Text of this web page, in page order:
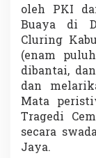
oleh PKI
Buaya di
Cluring
(enam
dibantai,
dan
Mata
Tragedi
secara
Jaya.